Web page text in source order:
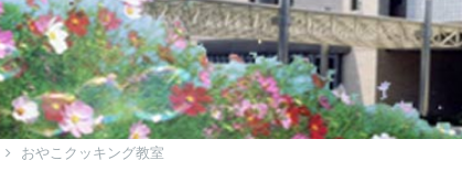
おやこクッキング教室